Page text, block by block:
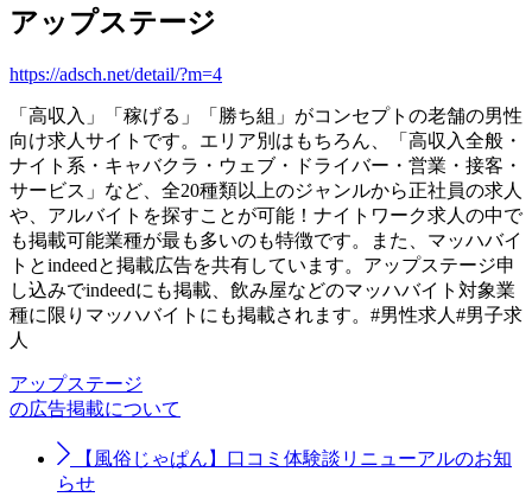
アップステージ
https://adsch.net/detail/?m=4
「高収入」「稼げる」「勝ち組」がコンセプトの老舗の男性
向け求人サイトです。エリア別はもちろん、「高収入全般・
ナイト系・キャバクラ・ウェブ・ドライバー・営業・接客・
サービス」など、全20種類以上のジャンルから正社員の求人
や、アルバイトを探すことが可能！ナイトワーク求人の中で
も掲載可能業種が最も多いのも特徴です。また、マッハバイ
トとindeedと掲載広告を共有しています。アップステージ申
し込みでindeedにも掲載、飲み屋などのマッハバイト対象業
種に限りマッハバイトにも掲載されます。#男性求人#男子求
人
アップステージ
の広告掲載について
【風俗じゃぱん】口コミ体験談リニューアルのお知
らせ